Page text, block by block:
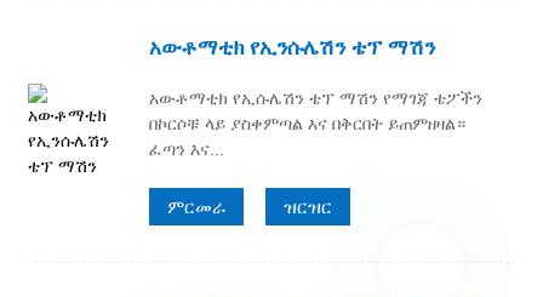
አውቶማቲክ የኢንሱሌሽን ቴፕ ማሽን
አውቶማቲክ የኢሱሌሽን ቴፕ ማሽን የማገጃ ቴፖችን
በኮርሶቹ ላይ ያስቀምጣል እና በቅርበት ይጠምዘዛል።
ፈጣን እና...
ምርመራ ዝርዝር